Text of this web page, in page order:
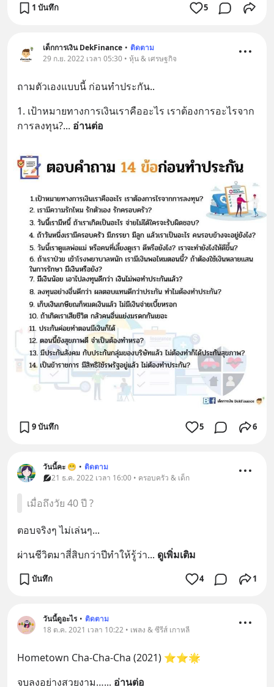
1 บันทึก 5
เด็กการเงิน DekFinance • ติดตาม
29 ก.ย. 2022 เวลา 05:30 • หุ้น & เศรษฐกิจ
ถามตัวเองแบบนี้ ก่อนทำประกัน..
1. เป้าหมายทางการเงินเราคืออะไร เราต้องการอะไรจาก
การลงทุน?... อ่านต่อ
9 บันทึก 5 6
วันนี้คะ 😁 • ติดตาม
21 ธ.ค. 2022 เวลา 16:00 • ครอบครัว & เด็ก
เมื่อถึงวัย 40 ปี ?
ตอบจริงๆ ไม่เล่นๆ...
ผ่านชีวิตมาสี่สิบกว่าปีทำให้รู้ว่า... ดูเพิ่มเติม
บันทึก 4 1
วันนี้ดูอะไร • ติดตาม
18 ต.ค. 2021 เวลา 10:22 • เพลง & ซีรีส์ เกาหลี
Hometown Cha-Cha-Cha (2021) ⭐️⭐️🌟
จบลงอย่างสวยงาม…... อ่านต่อ